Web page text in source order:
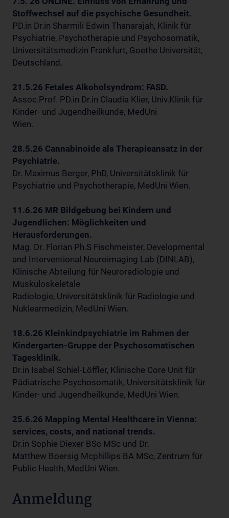
Stoffwechsel auf die psychische Gesundheit.
PD.in Dr.in Sharmili Edwin Thanarajah, Klinik für
Psychiatrie, Psychotherapie und Psychosomatik,
Universitätsmedizin Frankfurt, Goethe Universität,
Deutschland.
21.5.26 Fetales Alkoholsyndrom: FASD.
Assoc.Prof. PD.in Dr.in Claudia Klier, Univ.Klinik für
Kinder- und Jugendheilkunde, MedUni
Wien.
28.5.26 Cannabinoide als Therapieansatz in der
Psychiatrie.
Dr. Maximus Berger, PhD, Universitätsklinik für
Psychiatrie und Psychotherapie, MedUni Wien.
11.6.26 MR Bildgebung bei Kindern und
Jugendlichen: Möglichkeiten und
Herausforderungen.
Mag. Dr. Florian Ph.S Fischmeister, Developmental
and Interventional Neuroimaging Lab (DINLAB),
Klinische Abteilung für Neuroradiologie und
Muskuloskeletale
Radiologie, Universitätsklinik für Radiologie und
Nuklearmedizin, MedUni Wien.
18.6.26 Kleinkindpsychiatrie im Rahmen der
Kindergarten-Gruppe der Psychosomatischen
Tagesklinik.
Dr.in Isabel Schiel-Löffler, Klinische Core Unit für
Pädiatrische Psychosomatik, Universitätsklinik für
Kinder- und Jugendheilkunde, MedUni Wien.
25.6.26 Mapping Mental Healthcare in Vienna:
services, costs, and national trends.
Dr.in Sophie Diexer BSc MSc und Dr.
Matthew Boersig Mcphillips BA MSc, Zentrum für
Public Health, MedUni Wien.
Anmeldung